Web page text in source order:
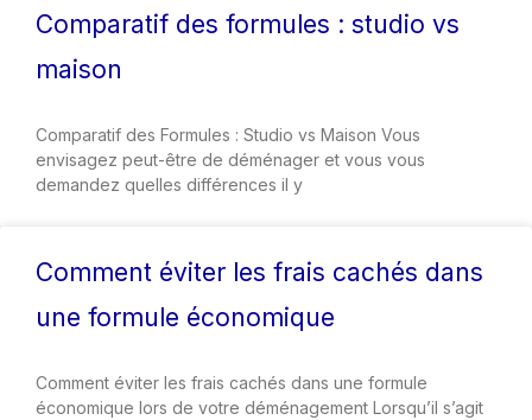
Comparatif des formules : studio vs
maison
Comparatif des Formules : Studio vs Maison Vous
envisagez peut-être de déménager et vous vous
demandez quelles différences il y
Comment éviter les frais cachés dans
une formule économique
Comment éviter les frais cachés dans une formule
économique lors de votre déménagement Lorsqu’il s’agit